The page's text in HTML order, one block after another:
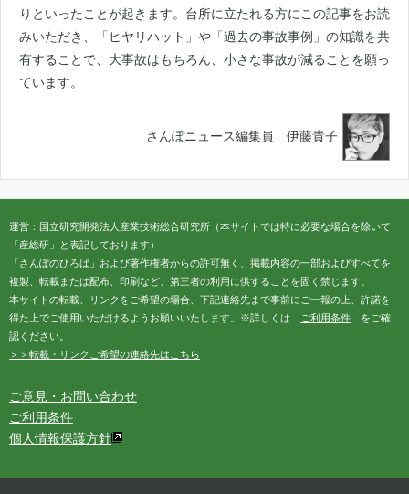
りといったことが起きます。台所に立たれる方にこの記事をお読
みいただき、「ヒヤリハット」や「過去の事故事例」の知識を共
有することで、大事故はもちろん、小さな事故が減ることを願っ
ています。
さんぽニュース編集員 伊藤貴子
運営：国立研究開発法人産業技術総合研究所（本サイトでは特に必要な場合を除いて
「産総研」と表記しております）
「さんぽのひろば」および著作権者からの許可無く、掲載内容の一部およびすべてを
複製、転載または配布、印刷など、第三者の利用に供することを固く禁じます。
本サイトの転載、リンクをご希望の場合、下記連絡先まで事前にご一報の上、許諾を
得た上でご使用いただけるようお願いいたします。※詳しくは
ご利用条件 をご確
認ください。
＞＞転載・リンクご希望の連絡先はこちら
ご意見・お問い合わせ
ご利用条件
個人情報保護方針